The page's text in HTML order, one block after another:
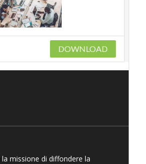
DOWNLOAD
missione di diffondere la